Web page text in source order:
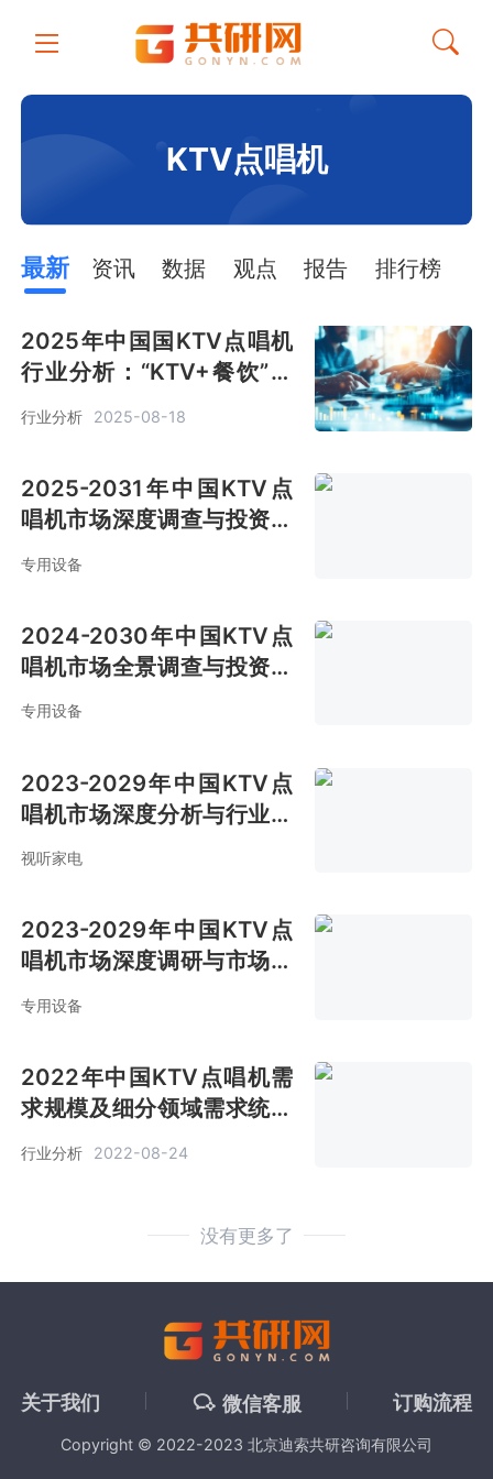
KTV点唱机
最新 资讯 数据 观点 报告 排行榜
2025年中国国KTV点唱机
行业分析：“KTV+餐饮”模
式客单价较传统场所高40%
[图]
行业分析 2025-08-18
2025-2031年中国KTV点
唱机市场深度调查与投资前
景报告
专用设备
2024-2030年中国KTV点
唱机市场全景调查与投资潜
力分析报告
专用设备
2023-2029年中国KTV点
唱机市场深度分析与行业前
景预测报告
视听家电
2023-2029年中国KTV点
唱机市场深度调研与市场全
景评估报告
专用设备
2022年中国KTV点唱机需
求规模及细分领域需求统计
[图]
行业分析 2022-08-24
没有更多了
关于我们 微信客服 订购流程
Copyright © 2022-2023 北京迪索共研咨询有限公司